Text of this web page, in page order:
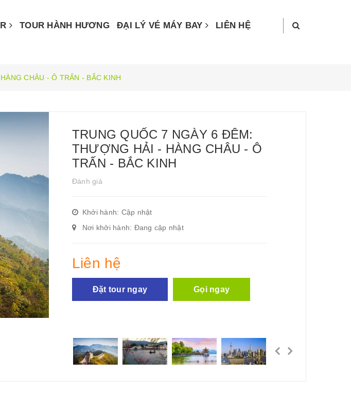
TOUR HÀNH HƯƠNG ĐẠI LÝ VÉ MÁY BAY LIÊN HỆ
CHÂU - Ô TRẤN - BẮC KINH
TRUNG QUỐC 7 NGÀY 6 ĐÊM:
THƯỢNG HẢI - HÀNG CHÂU - Ô
TRẤN - BẮC KINH
Đánh giá
Khởi hành: Cập nhật
Nơi khởi hành: Đang cập nhật
Liên hệ
Đặt tour ngay Gọi ngay